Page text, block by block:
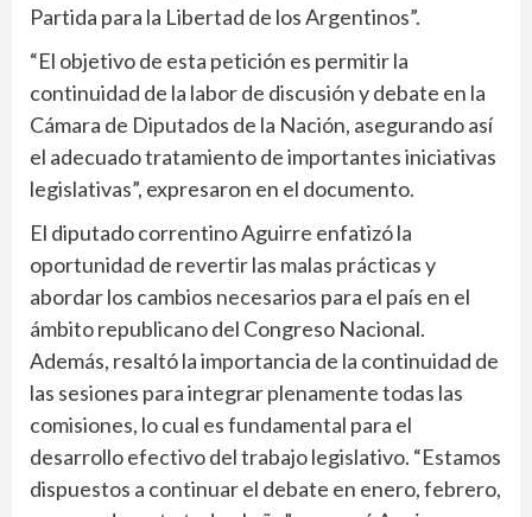
Partida para la Libertad de los Argentinos”.
“El objetivo de esta petición es permitir la
continuidad de la labor de discusión y debate en la
Cámara de Diputados de la Nación, asegurando así
el adecuado tratamiento de importantes iniciativas
legislativas”, expresaron en el documento.
El diputado correntino Aguirre enfatizó la
oportunidad de revertir las malas prácticas y
abordar los cambios necesarios para el país en el
ámbito republicano del Congreso Nacional.
Además, resaltó la importancia de la continuidad de
las sesiones para integrar plenamente todas las
comisiones, lo cual es fundamental para el
desarrollo efectivo del trabajo legislativo. “Estamos
dispuestos a continuar el debate en enero, febrero,